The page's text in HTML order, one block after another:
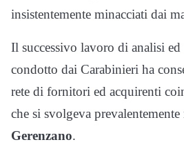
insistentemente minacciati dai
Il successivo lavoro di analisi ed
condotto dai Carabinieri ha
rete di fornitori ed acquirenti
che si svolgeva
Gerenzano.